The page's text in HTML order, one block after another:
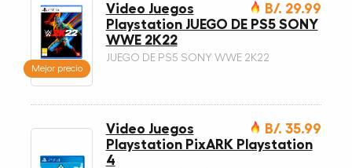
Mejor precio
B/. 29.99
Video Juegos
Playstation JUEGO DE PS5 SONY
WWE 2K22
JUEGO DE PS5 SONY WWE 2K22
B/. 35.99
Video Juegos
Playstation PixARK Playstation
4